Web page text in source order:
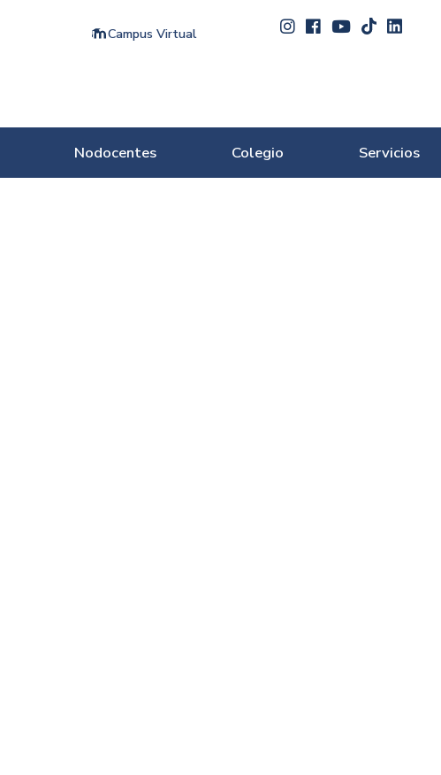
Campus Virtual
Nodocentes Colegio Servicios